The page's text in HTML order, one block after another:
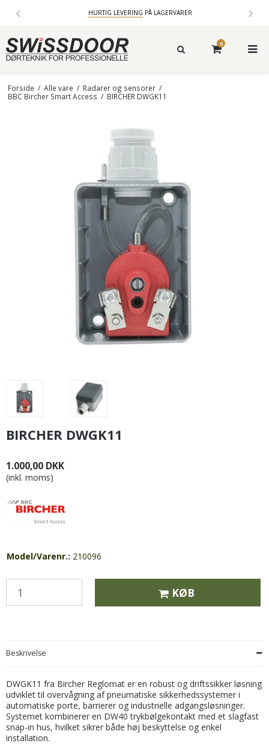
HURTIG LEVERING PÅ LAGERVARER
0
Forside / Alle vare / Radarer og sensorer /
BBC Bircher Smart Access / BIRCHER DWGK11
BIRCHER DWGK11
1.000,00 DKK
(inkl. moms)
Model/Varenr.: 210096
KØB
Beskrivelse
DWGK11 fra Bircher Reglomat er en robust og driftssikker løsning
udviklet til overvågning af pneumatiske sikkerhedssystemer i
automatiske porte, barrierer og industrielle adgangsløsninger.
Systemet kombinerer en DW40 trykbølgekontakt med et slagfast
snap-in hus, hvilket sikrer både høj beskyttelse og enkel
installation.